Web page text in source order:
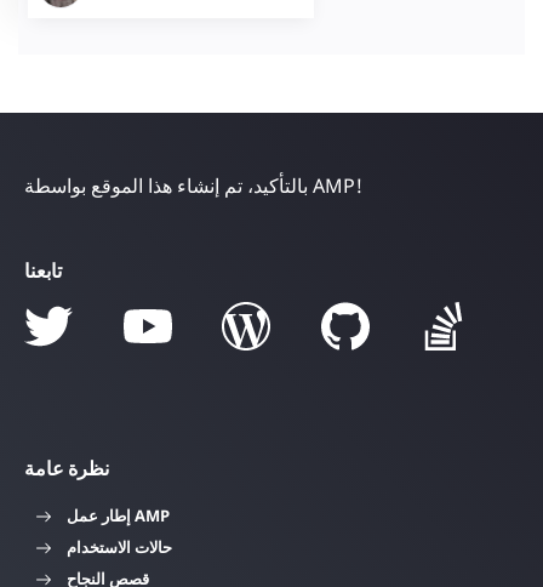
بالتأكيد، تم إنشاء هذا الموقع بواسطة AMP!
تابعنا
نظرة عامة
إطار عمل AMP
حالات الاستخدام
قصص النجاح